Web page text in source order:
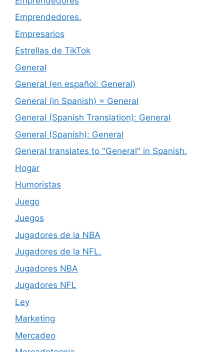
Emprendedores.
Empresarios
Estrellas de TikTok
General
General (en español: General)
General (in Spanish) = General
General (Spanish Translation): General
General (Spanish): General
General translates to "General" in Spanish.
Hogar
Humoristas
Juego
Juegos
Jugadores de la NBA
Jugadores de la NFL.
Jugadores NBA
Jugadores NFL
Ley
Marketing
Mercadeo